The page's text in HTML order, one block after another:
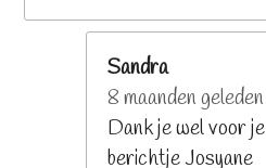
Sandra
8 maanden geleden
Dank je wel voor je
berichtje Josyane